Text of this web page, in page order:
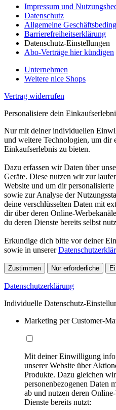
Impressum und
Datenschutz
Allgemeine
Barrierefreiheitserklärung
Datenschutz-Einstellungen
Abo-Verträge hier kündigen
Unternehmen
Weitere nice Shops
Vertrag widerrufen
Personalisiere dein
Nur mit deiner individuellen
und weitere Technologien, um dir
Einkaufserlebnis zu bieten.
Dazu erfassen wir Daten über
Geräte. Diese nutzen wir zur
Website und um dir
sowie zur Analyse der
deine verschlüsselten Daten mit
dir über deren Online-
du deren Dienste bereits selbst
Erkundige dich bitte vor deiner
sowie in unserer
Zustimmen Nur erforderliche
Datenschutzerklärung
Individuelle Datenschutz-
Marketing per Customer-
Mit deiner Einwilligung
unserer Website über
Produkte. Dazu gleichen
personenbezogenen Daten
ab und nutzen deren
Dienste bereits nutzt: